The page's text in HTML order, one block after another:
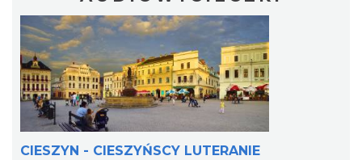
XV Skarby z Cieszyńskiej Trówły
Cieszyn
0.10 km
CIESZYN - CIESZYŃSCY LUTERANIE